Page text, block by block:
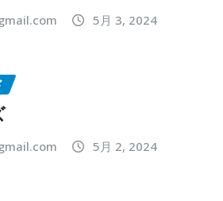
5月 3, 2024
5月 2, 2024